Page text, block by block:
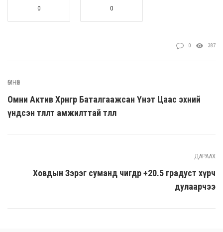
0 0
0 387
ӨМНӨХ
Омни Актив Хөрөнгөөр Баталгаажсан Үнэт Цаас эхний
үндсэн төлөлтөө амжилттай төллөө
ДАРААХ
Ховдын Зэрэг суманд өчигдөр +20.5 градуст хүрч
дулаарчээ